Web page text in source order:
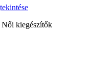
Női kiegészítők